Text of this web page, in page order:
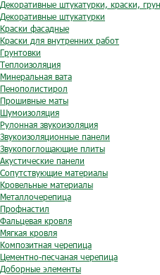
Декоративные штукатурки, краски,
Декоративные штукатурки
Краски фасадные
Краски для внутренних работ
Грунтовки
Теплоизоляция
Минеральная вата
Пенополистирол
Прошивные маты
Шумоизоляция
Рулонная звукоизоляция
Звукоизоляционные панели
Звукопоглощающие плиты
Акустические панели
Сопутствующие материалы
Кровельные материалы
Металлочерепица
Профнастил
Фальцевая кровля
Мягкая кровля
Композитная черепица
Цементно-песчаная черепица
Доборные элементы